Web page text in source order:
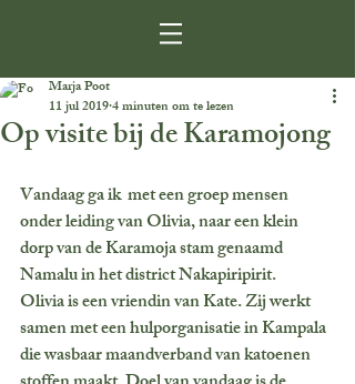
Op visite bij de Karamojong
Marja Poot
11 jul 20194 minuten om te lezen
Vandaag ga ik  met een groep mensen
onder leiding van Olivia, naar een klein
dorp van de Karamoja stam genaamd
Namalu in het district Nakapiripirit.
Olivia is een vriendin van Kate. Zij werkt
samen met een hulporganisatie in Kampala
die wasbaar maandverband van katoenen